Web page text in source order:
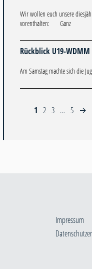
Wir wollen euch unsere
vorenthalten: Ganz
Rückblick U19-WDMM
Am Samstag machte sich die
1 2 3 … 5 →
Impressum